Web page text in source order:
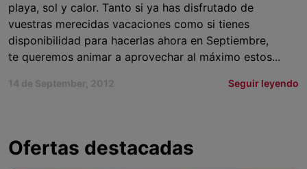
playa, sol y calor. Tanto si ya has disfrutado de
vuestras merecidas vacaciones como si tienes
disponibilidad para hacerlas ahora en Septiembre,
te queremos animar a aprovechar al máximo estos...
14 de September, 2012 Seguir leyendo
Ofertas destacadas